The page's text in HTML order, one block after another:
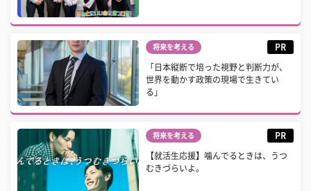
将来を考える PR
「日本縦断で培った視野と判断力が、
世界を動かす政策の現場で生きてい
る」
将来を考える PR
【就活生応援】噛んでるときは、うつ
むきづらいよ。